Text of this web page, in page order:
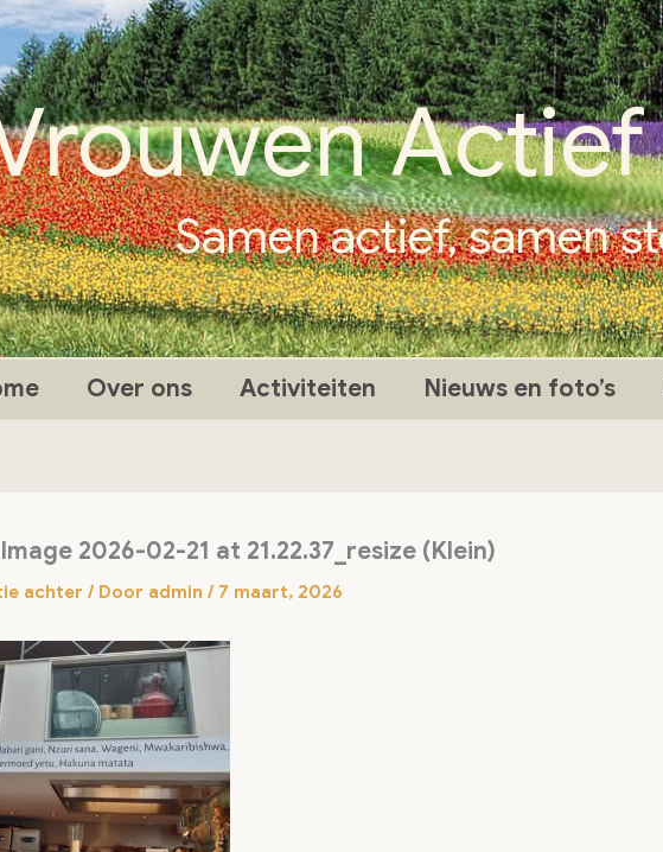
Samen actief, samen
Over ons Activiteiten Nieuws en foto’s
2026-02-21 at 21.22.37_resize (Klein)
achter / Door admin / 7 maart, 2026